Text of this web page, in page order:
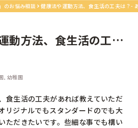
のお悩み相談 健康法や運動方法、食生活の工夫は？-
動方法、食生活の工夫
, 幼稚園
食生活の工夫があれば教えていただ
リジナルでもスタンダードのでも大
ただきたいです。些細な事でも構い